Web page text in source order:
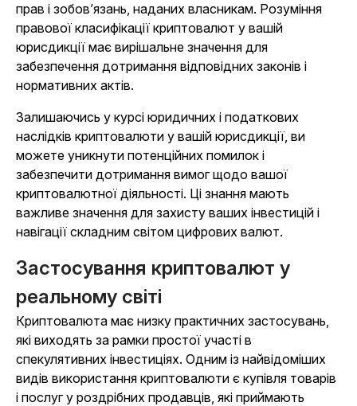
прав і зобов’язань, наданих власникам. Розуміння
правової класифікації криптовалют у вашій
юрисдикції має вирішальне значення для
забезпечення дотримання відповідних законів і
нормативних актів.
Залишаючись у курсі юридичних і податкових
наслідків криптовалюти у вашій юрисдикції, ви
можете уникнути потенційних помилок і
забезпечити дотримання вимог щодо вашої
криптовалютної діяльності. Ці знання мають
важливе значення для захисту ваших інвестицій і
навігації складним світом цифрових валют.
Застосування криптовалют у
реальному світі
Криптовалюта має низку практичних застосувань,
які виходять за рамки простої участі в
спекулятивних інвестиціях. Одним із найвідоміших
видів використання криптовалюти є купівля товарів
і послуг у роздрібних продавців, які приймають